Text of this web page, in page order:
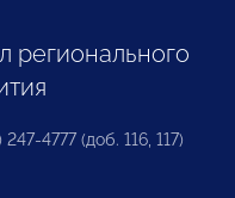
регионального
247-4777 (доб. 116, 117)